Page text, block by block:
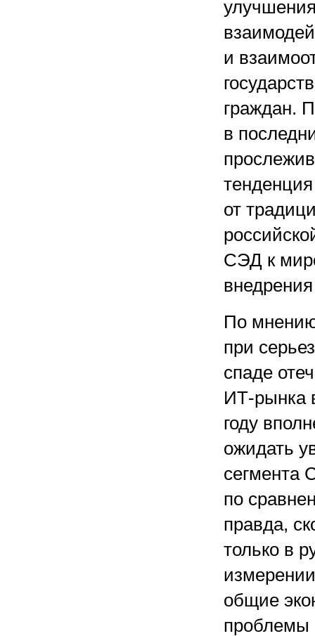
и
граждан.
в
от
СЭД к
По
при
спаде
ИТ-рынка
году
ожидать
сегмента
по
правда,
только в
общие
проблемы